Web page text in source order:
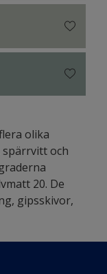
olika
och
20. De
gipsskivor,